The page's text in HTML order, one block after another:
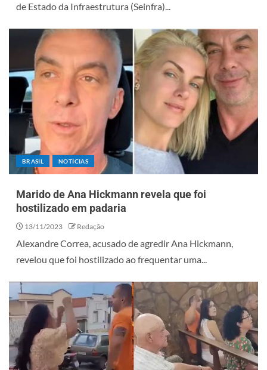
de Estado da Infraestrutura (Seinfra)...
BRASIL NOTÍCIAS
Marido de Ana Hickmann revela que foi
hostilizado em padaria
13/11/2023 Redação
Alexandre Correa, acusado de agredir Ana Hickmann,
revelou que foi hostilizado ao frequentar uma...